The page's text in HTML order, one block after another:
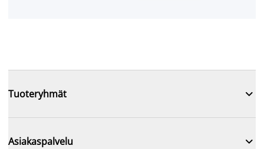
Tuoteryhmät 
Asiakaspalvelu 